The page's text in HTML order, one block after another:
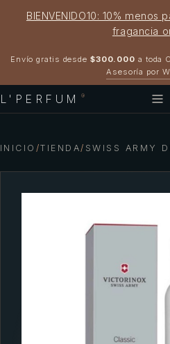
BIENVENIDO10: 10% menos
fragancia
Envío gratis desde $300.000 a toda
Asesoría por
L'PERFUM ®
INICIO /TIENDA/ SWISS ARMY